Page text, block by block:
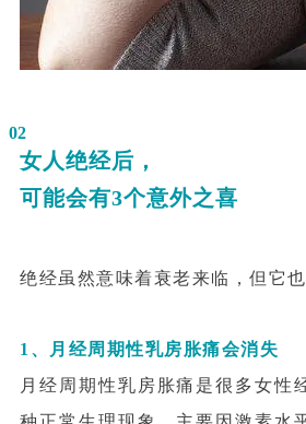
02
女人绝经后，
可能会有3个意外之喜
绝经虽然意味着衰老来临，但它
1、月经周期性乳房胀痛会消失
月经周期性乳房胀痛是很多女性